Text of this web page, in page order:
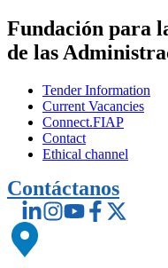
Fundación para
de las
Tender Information
Current Vacancies
Connect.FIAP
Contact
Ethical channel
Contáctanos